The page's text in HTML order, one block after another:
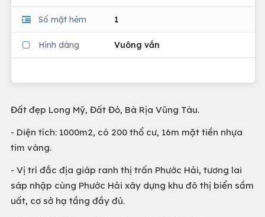
Số mặt hẻm 1
Hình dáng Vuông vắn
Đất đẹp Long Mỹ, Đất Đỏ, Bà Rịa Vũng Tàu.
- Diện tích: 1000m2, có 200 thổ cư, 16m mặt tiền nhựa
tim vàng.
- Vị trí đắc địa giáp ranh thị trấn Phước Hải, tương lai
sáp nhập cùng Phước Hải xây dựng khu đô thị biển sầm
uất, cơ sở hạ tầng đầy đủ.